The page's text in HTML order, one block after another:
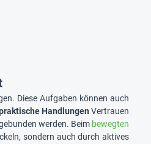
Diese Aufgaben können auch
Handlungen Vertrauen
werden. Beim bewegten
sondern auch durch aktives